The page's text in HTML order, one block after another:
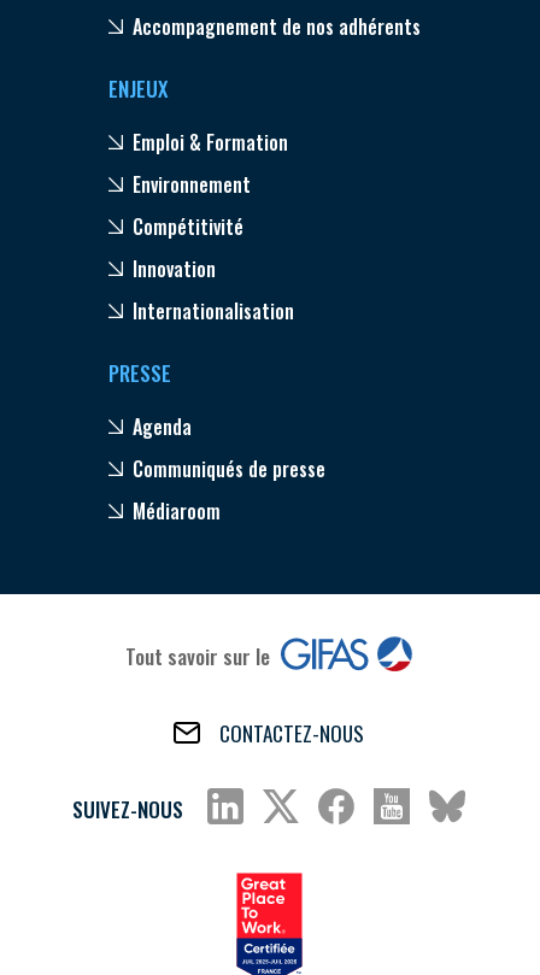
Accompagnement de nos adhérents
ENJEUX
Emploi & Formation
Environnement
Compétitivité
Innovation
Internationalisation
PRESSE
Agenda
Communiqués de presse
Médiaroom
Tout savoir sur le
CONTACTEZ-NOUS
SUIVEZ-NOUS